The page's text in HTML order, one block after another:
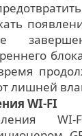
лишней
WI-FI
WI-